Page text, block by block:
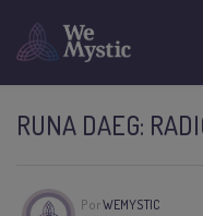
RUNA DAEG:
PorWEMYSTIC